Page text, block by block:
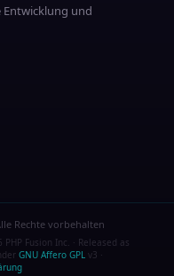
Entwicklung und
Rechte vorbehalten
Fusion Inc. · Released as
GNU Affero GPL v3 ·